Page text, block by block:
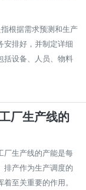
根据需求预测和生产
安排好，并制定详细
括设备、人员、物料
厂生产线的
厂生产线的产能是每
排产作为生产调度的
至关重要的作用。